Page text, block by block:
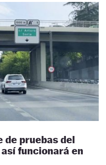
de pruebas del
funcionará en